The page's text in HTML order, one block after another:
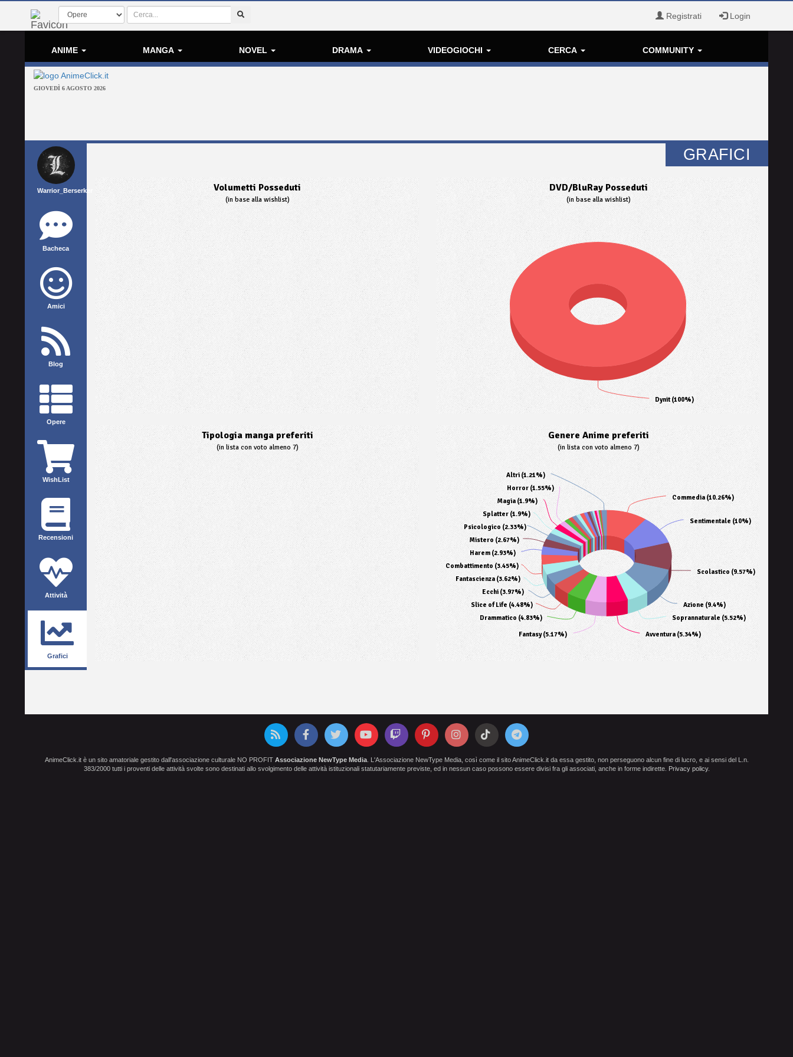
Registrati Login
ANIME MANGA NOVEL DRAMA VIDEOGIOCHI CERCA COMMUNITY
GIOVEDÌ 6 AGOSTO 2026
Warrior_Berserker
Bacheca
Amici
Blog
Opere
WishList
Recensioni
Attività
Grafici
GRAFICI
Volumetti Posseduti
(in base alla wishlist)
DVD/BluRay Posseduti
(in base alla wishlist)
Dynit (100%)
Tipologia manga preferiti
(in lista con voto almeno 7)
Genere Anime preferiti
(in lista con voto almeno 7)
Commedia (10.26%)
Sentimentale (10%)
Scolastico (9.57%)
Azione (9.4%)
Soprannaturale (5.52%)
Avventura (5.34%)
Fantasy (5.17%)
Drammatico (4.83%)
Slice of Life (4.48%)
Ecchi (3.97%)
Fantascienza (3.62%)
Combattimento (3.45%)
Harem (2.93%)
Mistero (2.67%)
Psicologico (2.33%)
Splatter (1.9%)
Magia (1.9%)
Horror (1.55%)
Altri (1.21%)
AnimeClick.it è un sito amatoriale gestito dall'associazione culturale NO PROFIT Associazione NewType Media. L'Associazione NewType Media, così come il sito AnimeClick.it da essa gestito, non perseguono alcun fine di lucro, e ai sensi del L.n.
383/2000 tutti i proventi delle attività svolte sono destinati allo svolgimento delle attività istituzionali statutariamente previste, ed in nessun caso possono essere divisi fra gli associati, anche in forme indirette. Privacy policy.